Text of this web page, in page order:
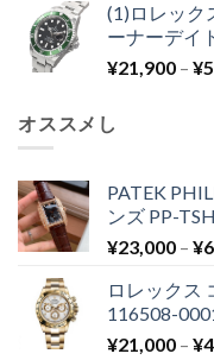
(1)ロレック
ーナーデイ
¥21,900 – ¥
オススメし
PATEK
ンズ PP-
¥23,000 – ¥
ロレックス
116508-
¥21,000 – ¥